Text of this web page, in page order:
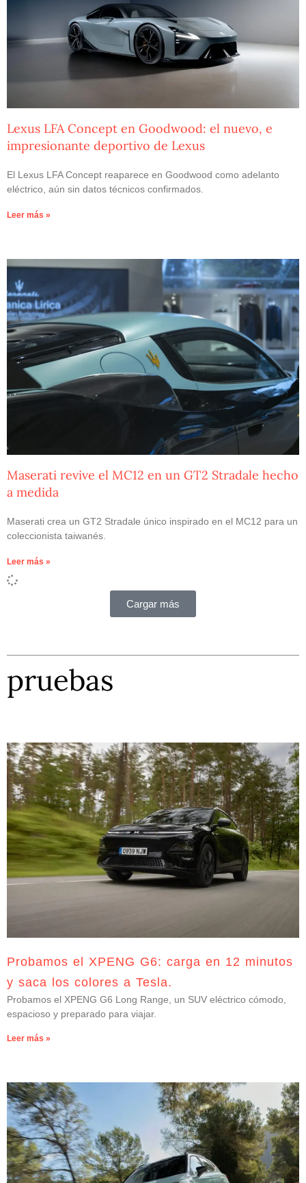
Lexus LFA Concept en Goodwood: el nuevo, e
impresionante deportivo de Lexus
El Lexus LFA Concept reaparece en Goodwood como adelanto
eléctrico, aún sin datos técnicos confirmados.
Leer más »
Maserati revive el MC12 en un GT2 Stradale hecho
a medida
Maserati crea un GT2 Stradale único inspirado en el MC12 para un
coleccionista taiwanés.
Leer más »
Cargar más
pruebas
Probamos el XPENG G6: carga en 12 minutos
y saca los colores a Tesla.
Probamos el XPENG G6 Long Range, un SUV eléctrico cómodo,
espacioso y preparado para viajar.
Leer más »